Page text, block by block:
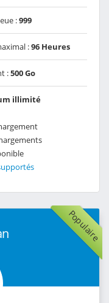
:999
:96 Heures
:500 Go
illimité
Populaire